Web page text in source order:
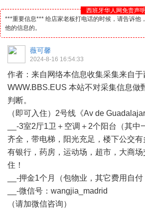
西班牙华人网免责声明
***重要信息*** 给店家老板打电话的时候，请告诉他
他的信息的。
薇可馨
2024-8-16 16:54:33
作者：来自网络本信息收集采集来自于
WWW.BBS.EUS 本站不对采集信息做
判断。
（即可入住）2号线《Av de
__-3室2厅1卫＋空调＋2个阳台（其中
齐全，带电梯，阳光充足，楼下公交
有银行，药房，运动场，超市，大商场
住！
__-押金1个月（包物业，其它费用自付
__-微信号：wangjia_madrid
（请加微信咨询）